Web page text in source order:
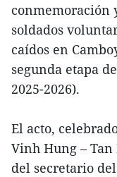
conmemoración
soldados
caídos en
segunda etapa
2025-2026).
El acto,
Vinh Hung –
del secretario